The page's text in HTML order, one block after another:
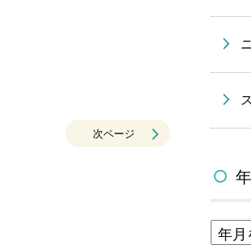
次ページ